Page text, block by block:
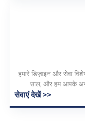
हमारे डिज़ाइन और सेवा
साल, और हम आपके
सेवाएं देखें >>